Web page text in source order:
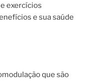
exercícios
e sua saúde
que são